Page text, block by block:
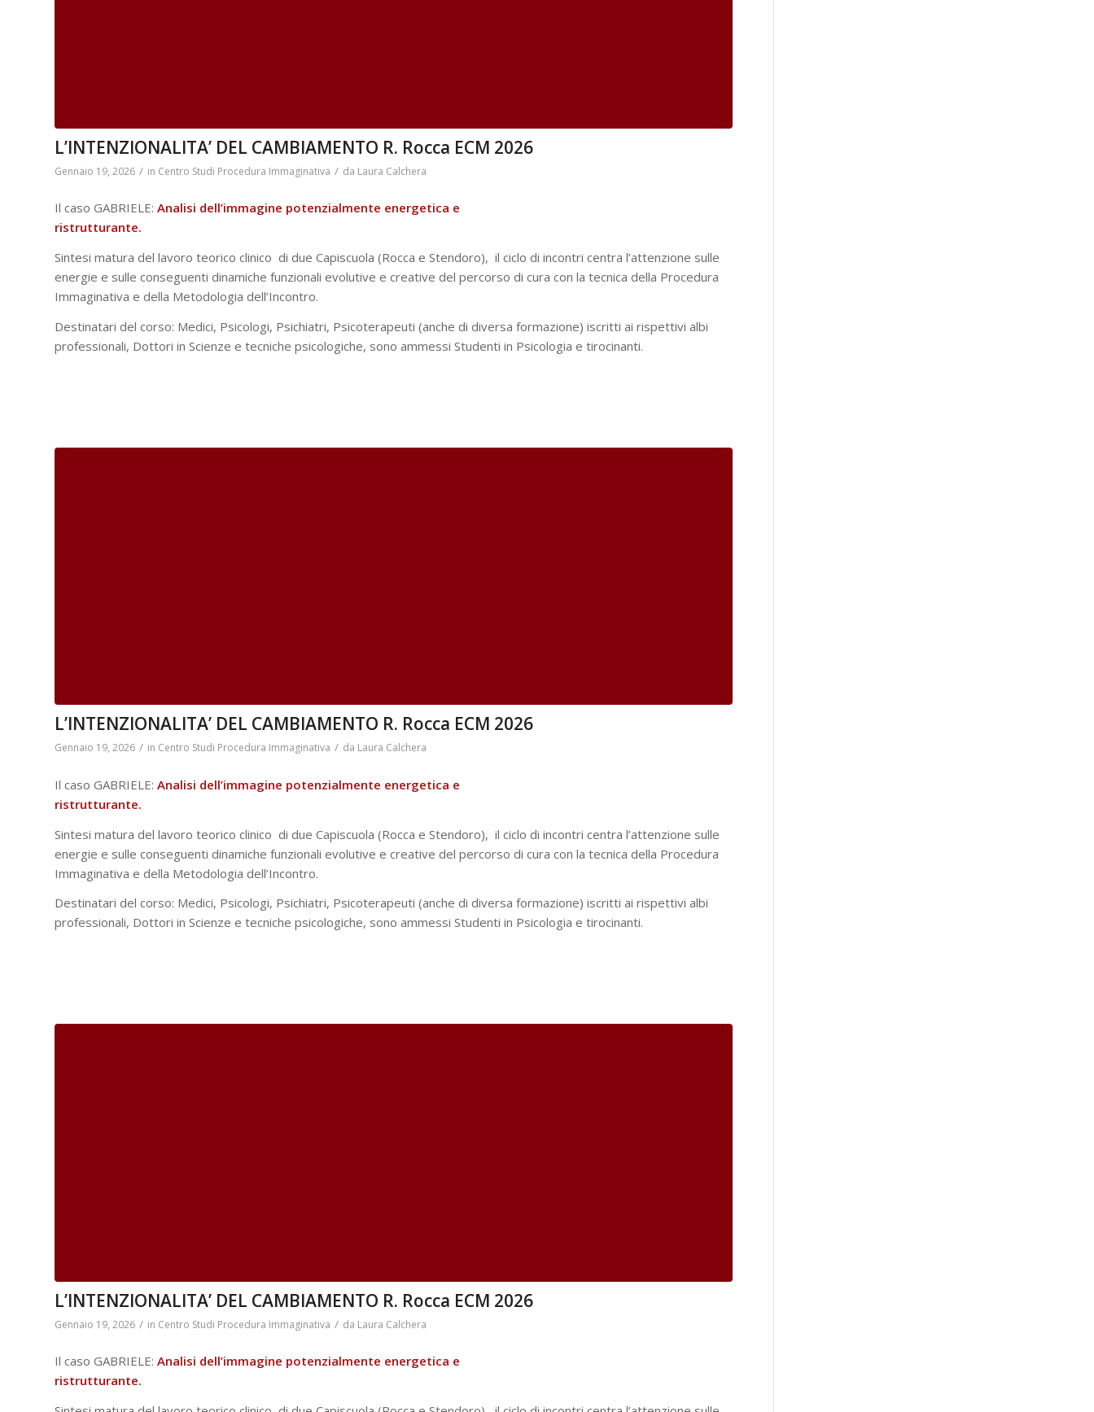
L’INTENZIONALITA’ DEL CAMBIAMENTO R. Rocca ECM 2026
Gennaio 19, 2026 / in Centro Studi Procedura Immaginativa / da Laura Calchera
Il caso GABRIELE: Analisi dell’immagine potenzialmente energetica e
ristrutturante.
Sintesi matura del lavoro teorico clinico di due Capiscuola (Rocca e Stendoro), il ciclo di incontri centra l’attenzione sulle
energie e sulle conseguenti dinamiche funzionali evolutive e creative del percorso di cura con la tecnica della Procedura
Immaginativa e della Metodologia dell’Incontro.
Destinatari del corso: Medici, Psicologi, Psichiatri, Psicoterapeuti (anche di diversa formazione) iscritti ai rispettivi albi
professionali, Dottori in Scienze e tecniche psicologiche, sono ammessi Studenti in Psicologia e tirocinanti.
L’INTENZIONALITA’ DEL CAMBIAMENTO R. Rocca ECM 2026
Gennaio 19, 2026 / in Centro Studi Procedura Immaginativa / da Laura Calchera
Il caso GABRIELE: Analisi dell’immagine potenzialmente energetica e
ristrutturante.
Sintesi matura del lavoro teorico clinico di due Capiscuola (Rocca e Stendoro), il ciclo di incontri centra l’attenzione sulle
energie e sulle conseguenti dinamiche funzionali evolutive e creative del percorso di cura con la tecnica della Procedura
Immaginativa e della Metodologia dell’Incontro.
Destinatari del corso: Medici, Psicologi, Psichiatri, Psicoterapeuti (anche di diversa formazione) iscritti ai rispettivi albi
professionali, Dottori in Scienze e tecniche psicologiche, sono ammessi Studenti in Psicologia e tirocinanti.
L’INTENZIONALITA’ DEL CAMBIAMENTO R. Rocca ECM 2026
Gennaio 19, 2026 / in Centro Studi Procedura Immaginativa / da Laura Calchera
Il caso GABRIELE: Analisi dell’immagine potenzialmente energetica e
ristrutturante.